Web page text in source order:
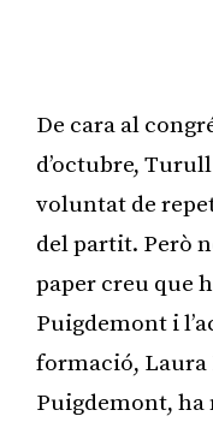
De cara al
d’octubre,
voluntat de
del partit. Però
paper creu que
Puigdemont i
formació, Laura
Puigdemont, ha